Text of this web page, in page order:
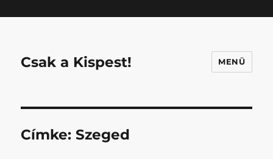
Csak a Kispest! MENÜ
Címke:Szeged